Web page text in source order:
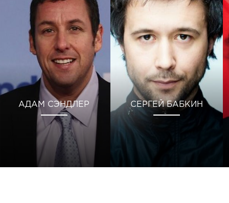
АДАМ СЭНДЛЕР СЕРГЕЙ БАБКИН